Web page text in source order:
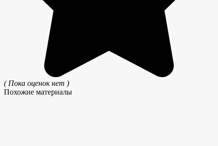
( Пока оценок нет )
Похожие материалы